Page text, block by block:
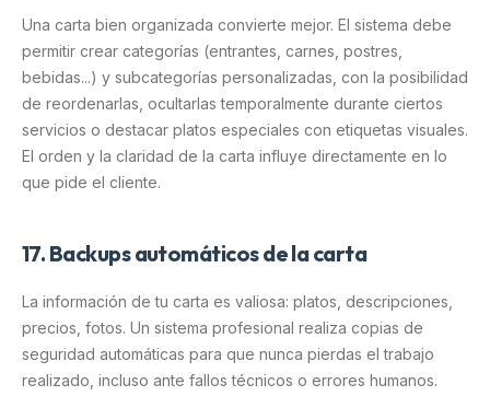
Una carta bien organizada convierte mejor. El sistema debe
permitir crear categorías (entrantes, carnes, postres,
bebidas...) y subcategorías personalizadas, con la posibilidad
de reordenarlas, ocultarlas temporalmente durante ciertos
servicios o destacar platos especiales con etiquetas visuales.
El orden y la claridad de la carta influye directamente en lo
que pide el cliente.
17. Backups automáticos de la carta
La información de tu carta es valiosa: platos, descripciones,
precios, fotos. Un sistema profesional realiza copias de
seguridad automáticas para que nunca pierdas el trabajo
realizado, incluso ante fallos técnicos o errores humanos.